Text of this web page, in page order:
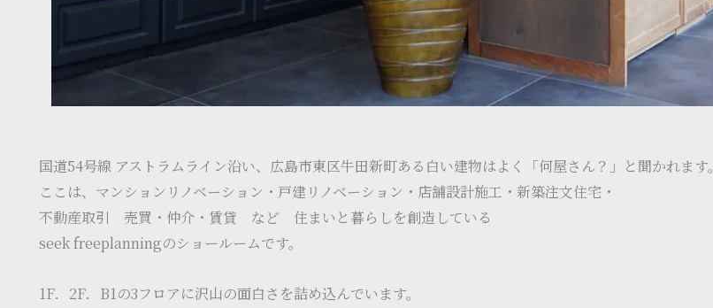
国道54号線 アストラムライン沿い、広島市東区牛田新町ある白い建物はよく「何屋さん？」と聞かれます。
ここは、マンションリノベーション・戸建リノベーション・店舗設計施工・新築注文住宅・
不動産取引 売買・仲介・賃貸 など 住まいと暮らしを創造している
seek freeplanningのショールームです。
1F．2F．B1の3フロアに沢山の面白さを詰め込んでいます。